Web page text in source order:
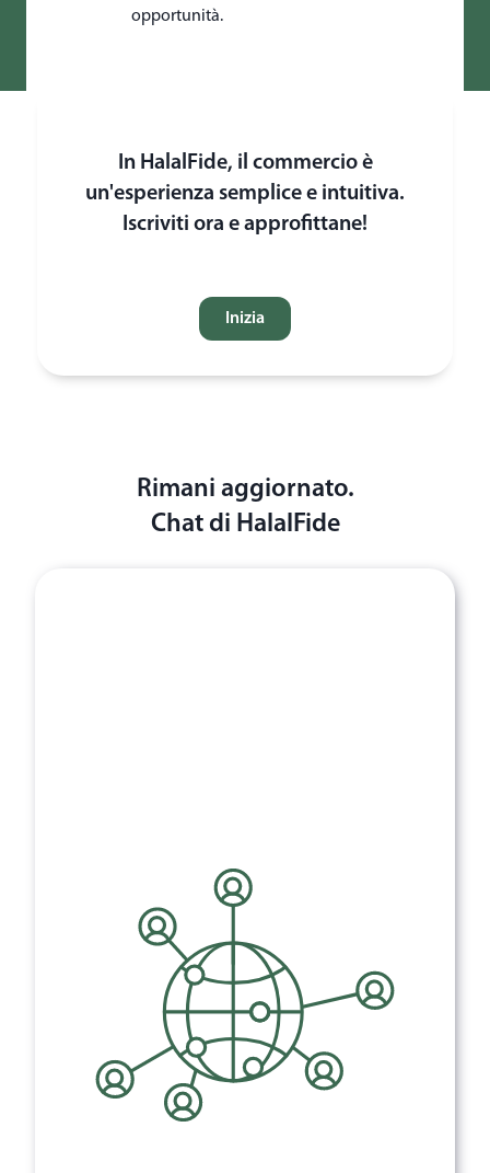
opportunità.
In HalalFide, il commercio è
un'esperienza semplice e intuitiva.
Iscriviti ora e approfittane!
Inizia
Rimani aggiornato.
Chat di HalalFide